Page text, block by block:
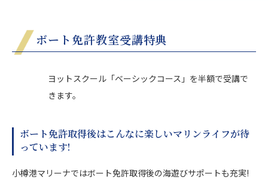
ボート免許教室受講特典
ヨットスクール「ベーシックコース」を半額で受講で
きます。
ボート免許取得後はこんなに楽しいマリンライフが待
っています!
小樽港マリーナではボート免許取得後の海遊びサポートも充実!